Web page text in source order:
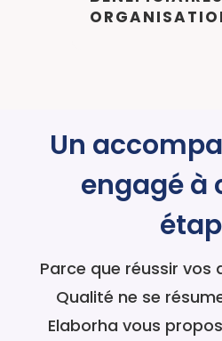
Un
engagé à
Parce que réussir vos
Qualité ne se
Elaborha vous